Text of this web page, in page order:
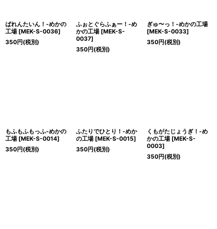
ばれんたいん！-めかの
工場 [MEK-S-0036]
350円(税別)
ふぉとぐらふぁー！-め
かの工場 [MEK-S-
0037]
350円(税別)
ぎゅ〜っ！-めかの工場
[MEK-S-0033]
350円(税別)
もふもふもっふ-めかの
工場 [MEK-S-0014]
350円(税別)
ふたりでひとり！-めか
の工場 [MEK-S-0015]
350円(税別)
くもがたじょうぎ！-め
かの工場 [MEK-S-
0003]
350円(税別)